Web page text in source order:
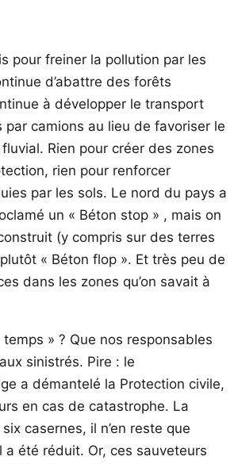
pour freiner la pollution par les
d’abattre des forêts
à développer le transport
par camions au lieu de favoriser le
Rien pour créer des zones
rien pour renforcer
par les sols. Le nord du pays a
un « Béton stop » , mais on
(y compris sur des terres
« Béton flop ». Et très peu de
dans les zones qu’on savait à
» ? Que nos responsables
sinistrés. Pire : le
a démantelé la Protection civile,
en cas de catastrophe. La
casernes, il n’en reste que
a été réduit. Or, ces sauveteurs